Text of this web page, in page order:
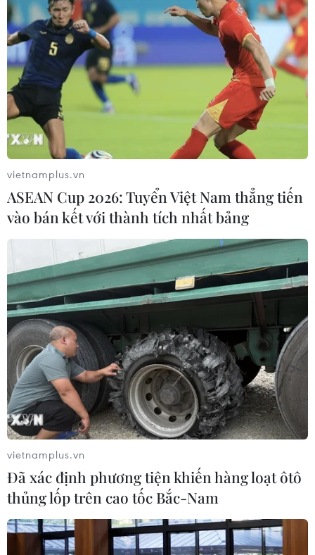
phương, đây là cá heo đã trưởng thành, với chiều dài
hơn 1m, nặng gần 1 tạ.
Phát hiện hàng nghìn vụ vi phạm về động
vật hoang dã trên Internet
26/05/2020 14:29
Chỉ trong năm 2019, Phòng Bảo vệ động vật hoang dã
của ENV đã ghi nhận hơn 2.400 trường hợp quảng cáo
động vật hoang dã trên Facebook, YouTube, Zalo, Tiktok
và các trang mạng điện tử khác.
vietnamplus.vn
ASEAN Cup 2026: Tuyển Việt Nam thẳng tiến
vào bán kết với thành tích nhất bảng
vietnamplus.vn
Đã xác định phương tiện khiến hàng loạt ôtô
thủng lốp trên cao tốc Bắc-Nam